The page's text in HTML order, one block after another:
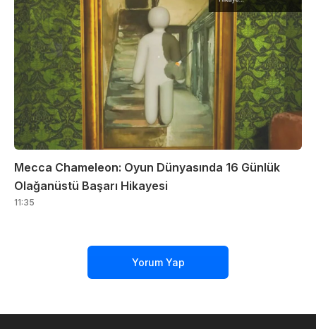
Mecca Chameleon: Oyun Dünyasında 16 Günlük
Olağanüstü Başarı Hikayesi
11:35
Yorum Yap